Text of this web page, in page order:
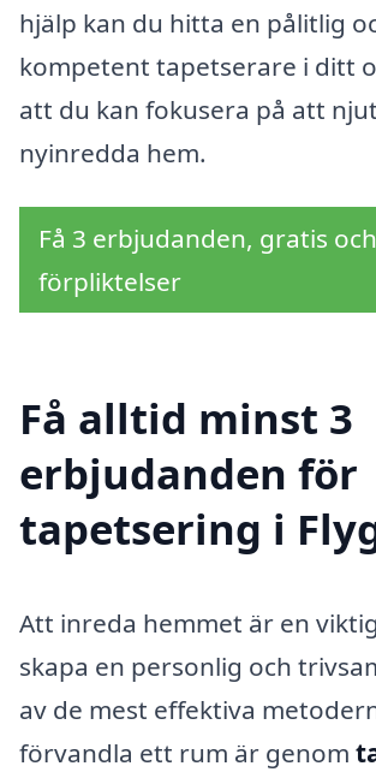
hjälp kan du hitta en pålitlig
kompetent tapetserare i ditt
att du kan fokusera på att
nyinredda hem.
Få 3 erbjudanden, gratis
förpliktelser
Få alltid minst 3
erbjudanden för
tapetsering i
Att inreda hemmet är en
skapa en personlig och
av de mest effektiva
förvandla ett rum är genom